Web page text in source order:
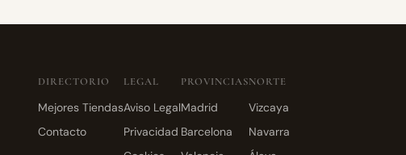
DIRECTORIO
Mejores Tiendas
Contacto
LEGAL
Aviso Legal
Privacidad
PROVINCIAS
Madrid
Barcelona
NORTE
Vizcaya
Navarra